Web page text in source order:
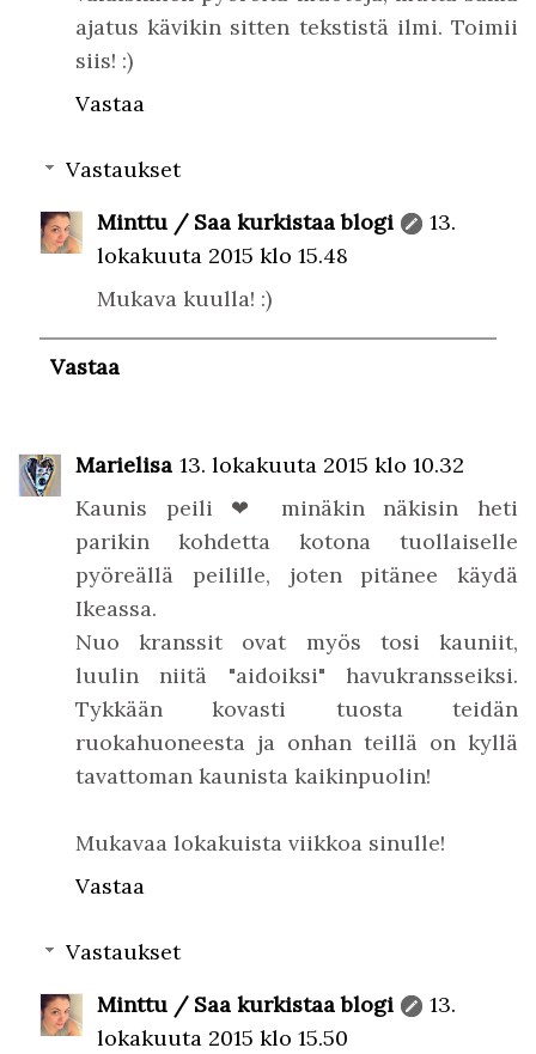
ajatus kävikin sitten tekstistä ilmi. Toimii
siis! :)
Vastaa
Vastaukset
Minttu / Saa kurkistaa blogi
13.
lokakuuta 2015 klo 15.48
Mukava kuulla! :)
Vastaa
Marielisa 13. lokakuuta 2015 klo 10.32
Kaunis peili ❤ minäkin näkisin heti
parikin kohdetta kotona tuollaiselle
pyöreällä peilille, joten pitänee käydä
Ikeassa.
Nuo kranssit ovat myös tosi kauniit,
luulin niitä "aidoiksi" havukransseiksi.
Tykkään kovasti tuosta teidän
ruokahuoneesta ja onhan teillä on kyllä
tavattoman kaunista kaikinpuolin!
Mukavaa lokakuista viikkoa sinulle!
Vastaa
Vastaukset
Minttu / Saa kurkistaa blogi
13.
lokakuuta 2015 klo 15.50